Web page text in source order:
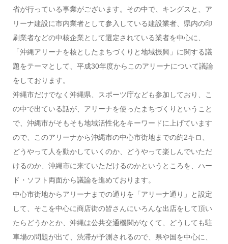
省が行っている事業がございます。その中で、キングスと、ア
リーナ建設に市内業者として参入している建設業者、県内の印
刷業者などの中核企業として選定されている業者を中心に、
「沖縄アリーナを核としたまちづくりと地域振興」に関する議
題をテーマとして、平成30年度からこのアリーナについて議論
をしております。
沖縄市だけでなく沖縄県、スポーツ庁なども参加しており、こ
の中で出ている話が、アリーナを使ったまちづくりということ
で、沖縄市がそもそも地域活性化をキーワードに上げています
ので、このアリーナから沖縄市の中心市街地までの約2キロ、
どうやって人を動かしていくのか、どうやって楽しんでいただ
けるのか、沖縄市に来ていただけるのかというところを、ハー
ド・ソフト両面から議論を進めております。
中心市街地からアリーナまでの通りを「アリーナ通り」と設定
して、そこを中心に商店街の皆さんにいろんな出店をして頂い
たらどうかとか、沖縄は公共交通機関がなくて、どうしても駐
車場の問題が出て、渋滞が予測されるので、県や国を中心に、